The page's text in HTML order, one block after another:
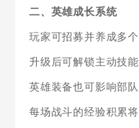
二、英雄成长系统
玩家可招募并养成多
升级后可解锁主动技
英雄装备也可影响部
每场战斗的经验积累